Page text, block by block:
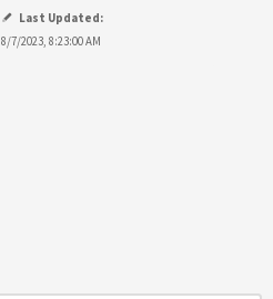
Last Updated:
8/7/2023, 8:23:00 AM